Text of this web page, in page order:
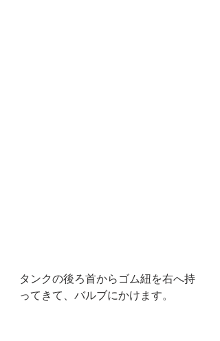
タンクの後ろ首からゴム紐を右へ持
ってきて、バルブにかけます。